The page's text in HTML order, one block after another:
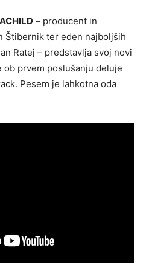
– producent in
Štibernik ter eden najboljših
Ratej – predstavlja svoj novi
ob prvem poslušanju deluje
Pesem je lahkotna oda